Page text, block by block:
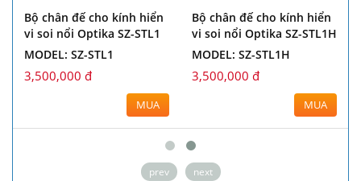
Bộ chân đế cho kính hiển
vi soi nổi Optika SZ-STL1
MODEL: SZ-STL1
3,500,000 đ
MUA
Bộ chân đế cho kính hiển
vi soi nổi Optika SZ-STL1H
MODEL: SZ-STL1H
3,500,000 đ
MUA
prev next